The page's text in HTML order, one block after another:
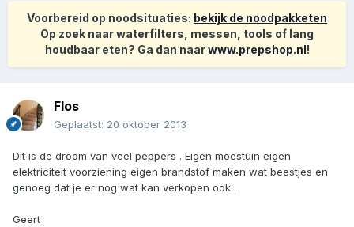
Voorbereid op noodsituaties: bekijk de noodpakketen
Op zoek naar waterfilters, messen, tools of lang
houdbaar eten? Ga dan naarwww.prepshop.nl!
Flos
Geplaatst: 20 oktober 2013
Dit is de droom van veel peppers . Eigen moestuin eigen
elektriciteit voorziening eigen brandstof maken wat beestjes en
genoeg dat je er nog wat kan verkopen ook .
Geert